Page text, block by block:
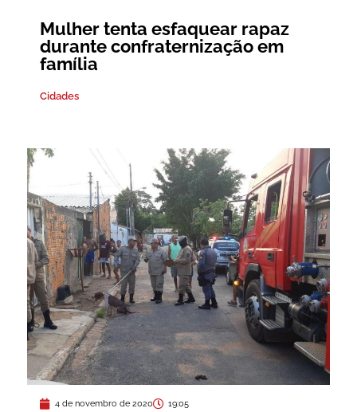
Mulher tenta esfaquear rapaz
durante confraternização em
família
Cidades
4 de novembro de 2020 19:05